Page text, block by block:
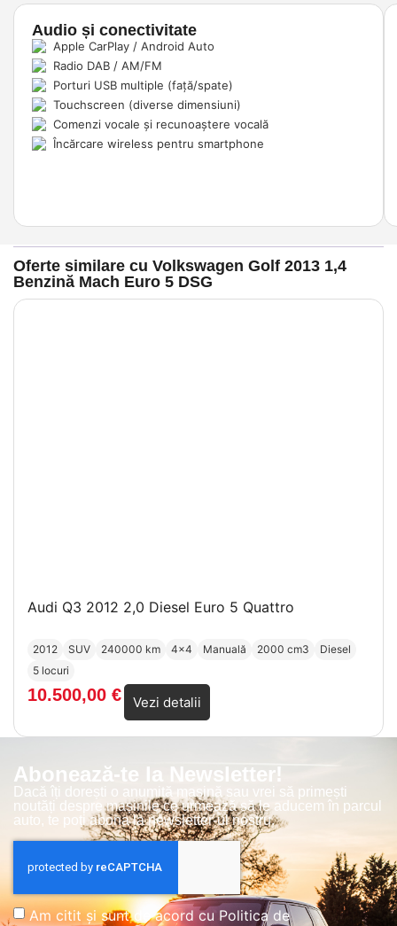
Audio și conectivitate
Apple CarPlay / Android Auto
Radio DAB / AM/FM
Porturi USB multiple (față/spate)
Touchscreen (diverse dimensiuni)
Comenzi vocale și recunoaștere vocală
Încărcare wireless pentru smartphone
Oferte similare cu Volkswagen Golf 2013 1,4
Benzină Mach Euro 5 DSG
Audi Q3 2012 2,0 Diesel Euro 5 Quattro
2012 SUV 240000 km 4x4 Manuală 2000 cm3
Diesel
5 locuri
10.500,00 € Vezi detalii
Abonează-te la Newsletter!
Dacă îți dorești o anumită mașină sau vrei să primești
noutăți despre mașinile ce urmează să le aducem în parcul
auto, te poți abona la newsletter-ul nostru.
Am citit și sunt de acord cu Politica de